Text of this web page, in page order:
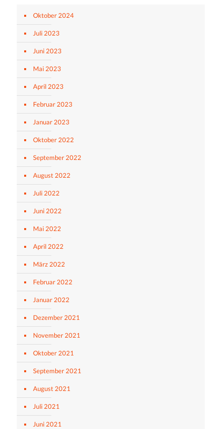
Oktober 2024
Juli 2023
Juni 2023
Mai 2023
April 2023
Februar 2023
Januar 2023
Oktober 2022
September 2022
August 2022
Juli 2022
Juni 2022
Mai 2022
April 2022
März 2022
Februar 2022
Januar 2022
Dezember 2021
November 2021
Oktober 2021
September 2021
August 2021
Juli 2021
Juni 2021